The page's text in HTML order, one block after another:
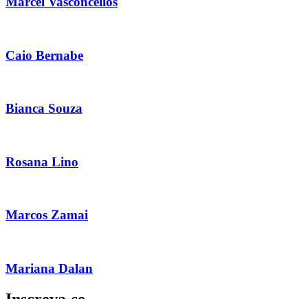
Caio Bernabe
Bianca Souza
Rosana Lino
Marcos Zamai
Mariana Dalan